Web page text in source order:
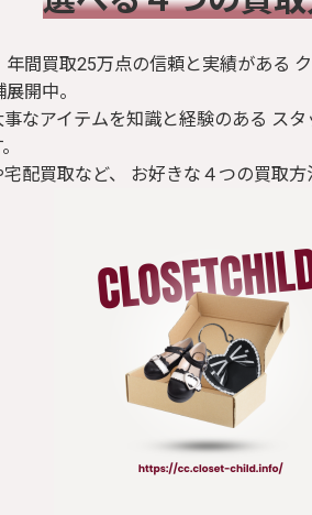
年間買取25万点の信頼と実績がある
開中。
なアイテムを知識と経験のある ス
配買取など、 お好きな４つの買取方